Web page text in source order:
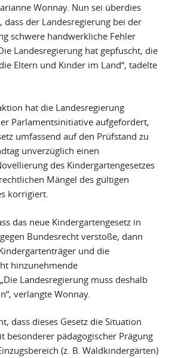
Wonnay. Nun sei überdies
der Landesregierung bei der
schwere handwerkliche Fehler
Landesregierung hat gepfuscht, die
Eltern und Kinder im Land“, tadelte
hat die Landesregierung
Parlamentsinitiative aufgefordert,
umfassend auf den Prüfstand zu
unverzüglich einen
des Kindergartengesetzes
Mängel des gültigen
korrigiert.
das neue Kindergartengesetz in
Bundesrecht verstoße, dann
und die
hinzunehmende
Landesregierung muss deshalb
verlangte Wonnay.
dass dieses Gesetz die Situation
besonderer pädagogischer Prägung
(z. B. Waldkindergärten)